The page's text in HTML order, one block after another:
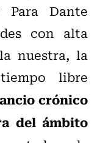
Para Dante
con alta
nuestra, la
libre
crónico
del ámbito